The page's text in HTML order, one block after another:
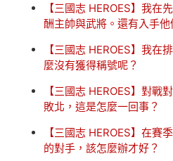
【三國志 HEROES】我在
酬主帥與武將。還有入手他
【三國志 HEROES】我在
麼沒有獲得稱號呢？
【三國志 HEROES】對戰
敗北，這是怎麼一回事？
【三國志 HEROES】在賽
的對手，該怎麼辦才好？